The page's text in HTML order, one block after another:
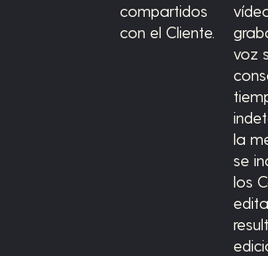
compartidos
con el Cliente.
voz
la
se
los